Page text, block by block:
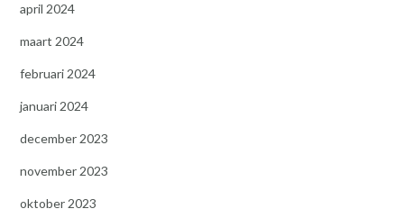
april 2024
maart 2024
februari 2024
januari 2024
december 2023
november 2023
oktober 2023